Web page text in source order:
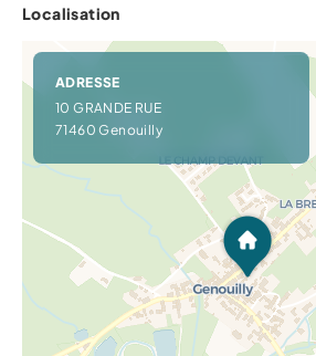
Localisation
ADRESSE
10 GRANDE RUE
71460 Genouilly